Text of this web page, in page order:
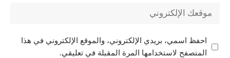
احفظ اسمي، بريدي الإلكتروني، والموقع الإلكتروني في هذا
المتصفح لاستخدامها المرة المقبلة في تعليقي.